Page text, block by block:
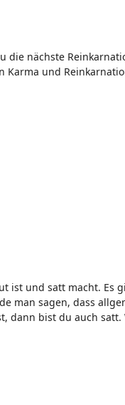
die nächste
Karma und
ist und satt macht. Es
man sagen, dass
dann bist du auch satt.